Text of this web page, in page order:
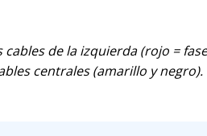
de la izquierda (rojo =
centrales (amarillo y